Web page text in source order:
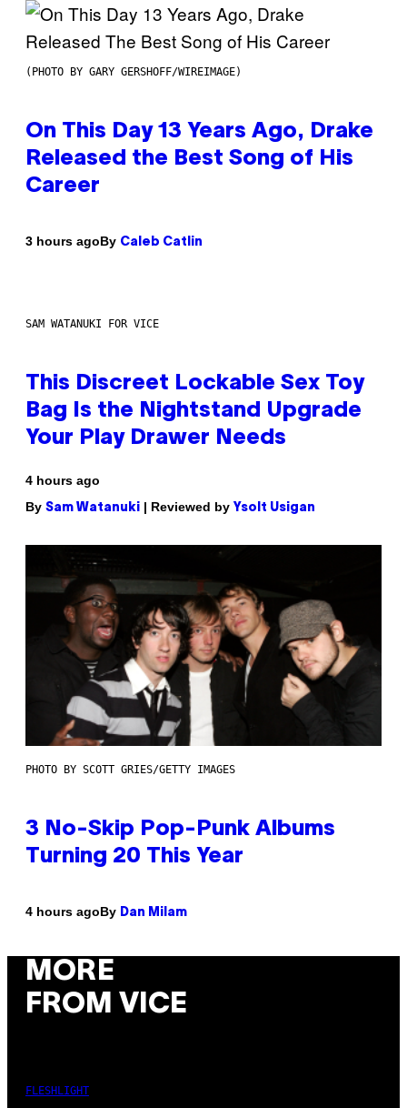
(PHOTO BY GARY GERSHOFF/WIREIMAGE)
On This Day 13 Years Ago, Drake
Released the Best Song of His
Career
3 hours agoBy Caleb Catlin
SAM WATANUKI FOR VICE
This Discreet Lockable Sex Toy
Bag Is the Nightstand Upgrade
Your Play Drawer Needs
4 hours ago
By Sam Watanuki | Reviewed by Ysolt Usigan
PHOTO BY SCOTT GRIES/GETTY IMAGES
3 No-Skip Pop-Punk Albums
Turning 20 This Year
4 hours agoBy Dan Milam
MORE
FROM VICE
FLESHLIGHT